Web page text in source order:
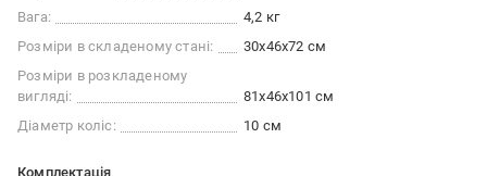
Вага:
4,2 кг
Розміри в складеному стані:
30х46х72 см
Розміри в розкладеному
вигляді:
81х46х101 см
Діаметр коліс:
10 см
Комплектація